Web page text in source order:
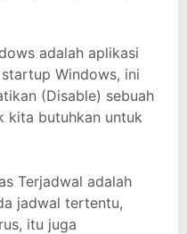
adalah aplikasi
Windows, ini
(Disable) sebuah
kita butuhkan untuk
Terjadwal adalah
jadwal tertentu,
itu juga